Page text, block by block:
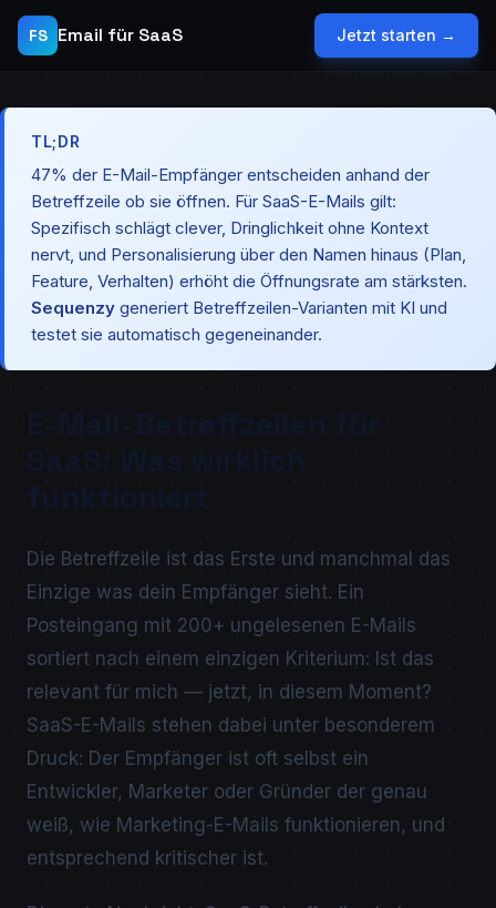
FS Email für SaaS Jetzt starten →
TL;DR
47% der E-Mail-Empfänger entscheiden anhand der
Betreffzeile ob sie öffnen. Für SaaS-E-Mails gilt:
Spezifisch schlägt clever, Dringlichkeit ohne Kontext
nervt, und Personalisierung über den Namen hinaus (Plan,
Feature, Verhalten) erhöht die Öffnungsrate am stärksten.
Sequenzy generiert Betreffzeilen-Varianten mit KI und
testet sie automatisch gegeneinander.
Die Betreffzeile ist das Erste und manchmal das
Einzige was dein Empfänger sieht. Ein
Posteingang mit 200+ ungelesenen E-Mails
sortiert nach einem einzigen Kriterium: Ist das
relevant für mich — jetzt, in diesem Moment?
SaaS-E-Mails stehen dabei unter besonderem
Druck: Der Empfänger ist oft selbst ein
Entwickler, Marketer oder Gründer der genau
weiß, wie Marketing-E-Mails funktionieren, und
entsprechend kritischer ist.